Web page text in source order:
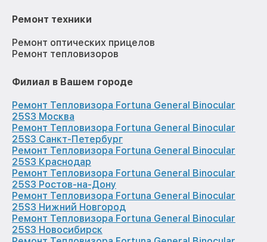
Ремонт техники
Ремонт оптических прицелов
Ремонт тепловизоров
Филиал в Вашем городе
Ремонт Тепловизора Fortuna General Binocular
25S3 Москва
Ремонт Тепловизора Fortuna General Binocular
25S3 Санкт-Петербург
Ремонт Тепловизора Fortuna General Binocular
25S3 Краснодар
Ремонт Тепловизора Fortuna General Binocular
25S3 Ростов-на-Дону
Ремонт Тепловизора Fortuna General Binocular
25S3 Нижний Новгород
Ремонт Тепловизора Fortuna General Binocular
25S3 Новосибирск